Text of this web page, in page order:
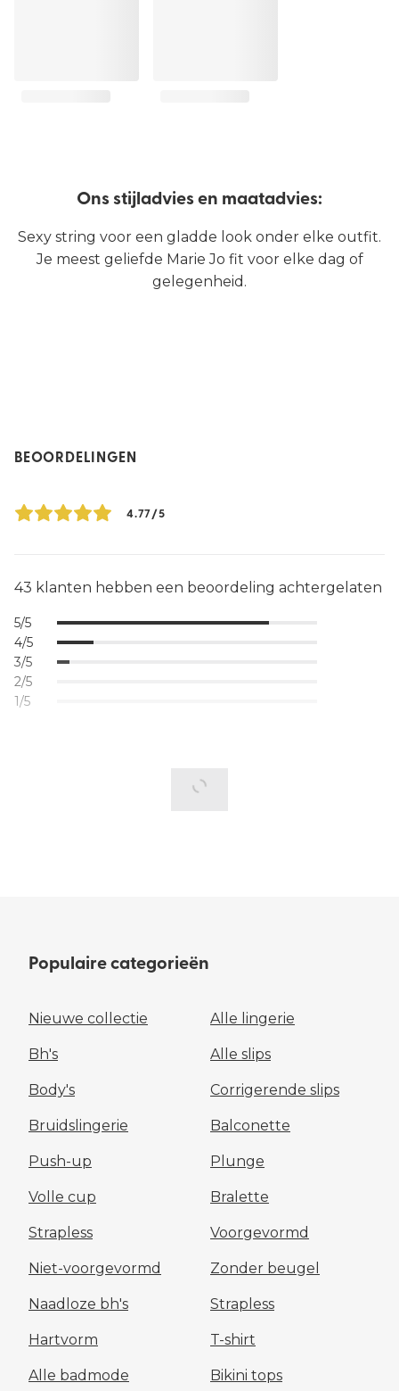
Ons stijladvies en maatadvies:
Sexy string voor een gladde look onder elke outfit.
Je meest geliefde Marie Jo fit voor elke dag of
gelegenheid.
BEOORDELINGEN
4.77/5
43 klanten hebben een beoordeling achtergelaten
5/5
4/5
3/5
2/5
1/5
Populaire categorieën
Nieuwe collectie Alle lingerie
Bh's Alle slips
Body's Corrigerende slips
Bruidslingerie Balconette
Push-up Plunge
Volle cup Bralette
Strapless Voorgevormd
Niet-voorgevormd Zonder beugel
Naadloze bh's Strapless
Hartvorm T-shirt
Alle badmode Bikini tops